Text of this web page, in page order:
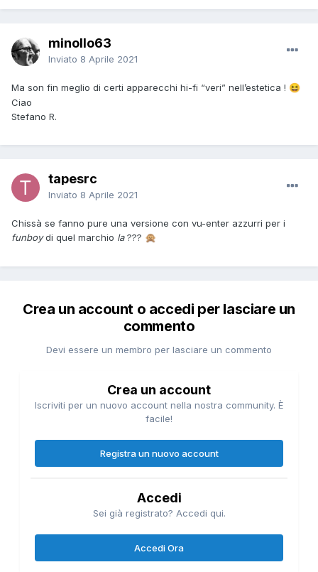
minollo63
Inviato 8 Aprile 2021
Ma son fin meglio di certi apparecchi hi-fi “veri” nell’estetica ! 😆
Ciao
Stefano R.
tapesrc
Inviato 8 Aprile 2021
Chissà se fanno pure una versione con vu-enter azzurri per i
funboydi quel marchio la??? 🙊
Crea un account o accedi per lasciare un
commento
Devi essere un membro per lasciare un commento
Crea un account
Iscriviti per un nuovo account nella nostra community. È
facile!
Registra un nuovo account
Accedi
Sei già registrato? Accedi qui.
Accedi Ora